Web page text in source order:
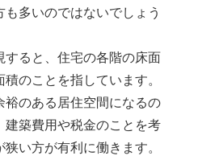
多いのではないでしょう
ると、住宅の各階の床面
のことを指しています。
のある居住空間になるの
築費用や税金のことを考
い方が有利に働きます。